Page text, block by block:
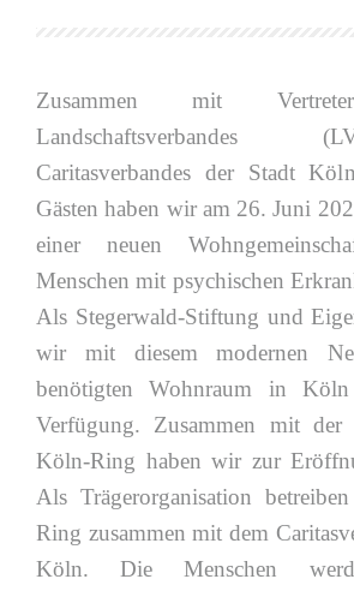
Zusammen mit
Landschaftsverbandes
Caritasverbandes der Stadt
Gästen haben wir am 26. Juni
einer neuen
Menschen mit psychischen
Als Stegerwald-Stiftung und
wir mit diesem modernen
benötigten Wohnraum in
Verfügung. Zusammen mit der
Köln-Ring haben wir zur
Als Trägerorganisation
Ring zusammen mit dem
Köln. Die Menschen